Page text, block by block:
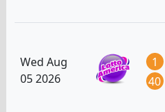
Wed Aug
05 2026
1
40